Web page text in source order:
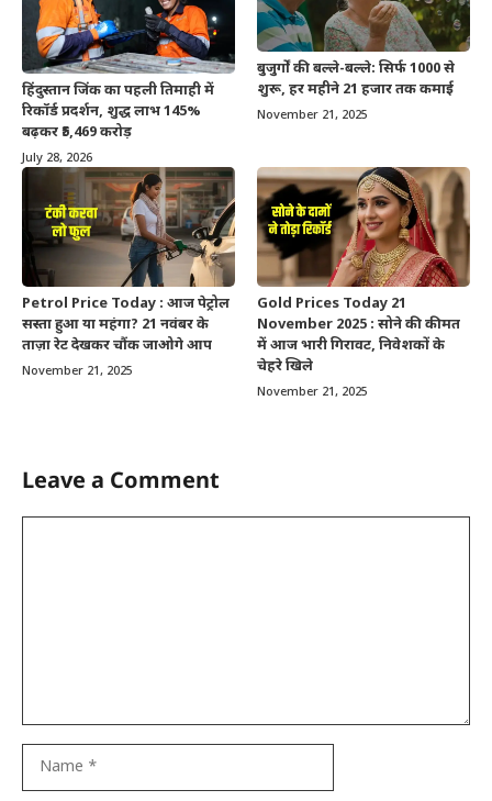
हिंदुस्तान जिंक का पहली तिमाही में
रिकॉर्ड प्रदर्शन, शुद्ध लाभ 145%
बढ़कर ₹5,469 करोड़
July 28, 2026
बुजुर्गों की बल्ले-बल्ले: सिर्फ 1000 से
शुरू, हर महीने 21 हजार तक कमाई
November 21, 2025
Petrol Price Today : आज पेट्रोल
सस्ता हुआ या महंगा? 21 नवंबर के
ताज़ा रेट देखकर चौंक जाओगे आप
November 21, 2025
Gold Prices Today 21
November 2025 : सोने की कीमत
में आज भारी गिरावट, निवेशकों के
चेहरे खिले
November 21, 2025
Leave a Comment